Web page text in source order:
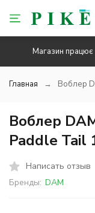
Магазин працює
Главная Воблер
Воблер
Paddle Tail
Написать отзыв
Бренды: DAM